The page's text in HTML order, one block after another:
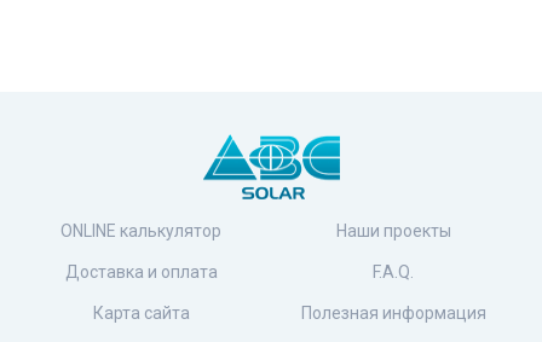
ONLINE калькулятор
Доставка и оплата
Карта сайта
Наши проекты
F.A.Q.
Полезная информация